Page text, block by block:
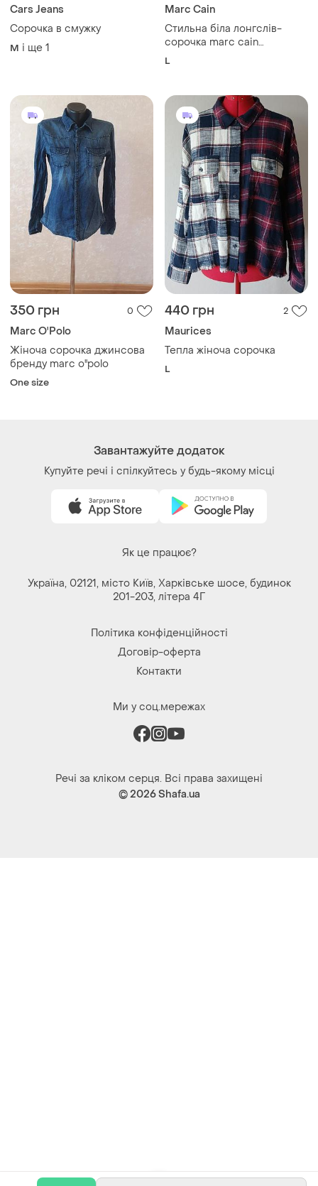
Cars Jeans
Сорочка в смужку
M і ще 1
Marc Cain
Стильна біла лонгслів-
сорочка marc cain
(німеччина)
L
350 грн 0
Marc O'Polo
Жіноча сорочка джинсова
бренду marc o''polo
One size
440 грн 2
Maurices
Тепла жіноча сорочка
L
Завантажуйте додаток
Купуйте речі і спілкуйтесь у будь-якому місці
Як це працює?
Україна, 02121, місто Київ, Харківське шосе, будинок
201-203, літера 4Г
Політика конфіденційності
Договір-оферта
Контакти
Ми у соц.мережах
Речі за кліком серця. Всі права захищені
© 2026Shafa.ua